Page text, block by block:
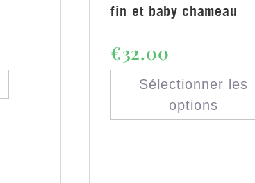
fin et baby chameau
€32.00
Sélectionner les
options